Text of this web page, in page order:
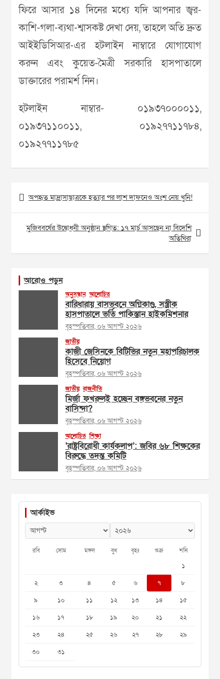
ফিরে আসার ১৪ দিনের মধ্যে যদি আপনার জ্বর-
কাশি-গলা-ব্যথা-শ্বাসকষ্ট দেখা দেয়, তাহলে অতি দ্রুত
আইইডিসিআর-এর হটলাইন নাম্বারে যোগাযোগ
করুন এবং কুয়েত-মৈত্রী সরকারি হাসপাতালে
ডাক্তারের পরামর্শ নিন।
হটলাইন নাম্বার- ০১৯৩৭০০০০১১,
০১৯৩৭১১০০১১, ০১৯২৭৭১১৭৮৪,
০১৯২৭৭১১৭৮৫
Post
navigation
অপহৃত মাদ্রাসাছাত্রকে হত্যার পর লাশ দাফনেও অংশ নেয় খুনি!
মুজিববর্ষের উদ্বোধনী অনুষ্ঠান স্থগিত: ১৭ মার্চ আসছেন না বিদেশি
অতিথিরা
আরোও পড়ুন
অনুসন্ধান আলোচিত
বারিধারায় বাসভবনে অগ্নিকাণ্ড, সস্ত্রীক
হাসপাতালে ভর্তি পাকিস্তান হাইকমিশনার
বৃহস্পতিবার, ০৬ আগস্ট ২০২৬
জাতীয়
কাজী জেসিনকে বিটিভির নতুন মহাপরিচালক
হিসেবে নিয়োগ
বৃহস্পতিবার, ০৬ আগস্ট ২০২৬
জাতীয় রাজনীতি
মির্জা ফখরুলই হচ্ছেন বঙ্গভবনের নতুন
বাসিন্দা?
বৃহস্পতিবার, ০৬ আগস্ট ২০২৬
আলোচিত শিক্ষা
‘রাষ্ট্রবিরোধী কার্যকলাপ’: জবির ৬৮ শিক্ষকের
বিরুদ্ধে তদন্ত কমিটি
বৃহস্পতিবার, ০৬ আগস্ট ২০২৬
আর্কাইভ
রবি সোম মঙ্গল বুধ বৃহঃ শুক্র শনি
১
২
৩ ৪ ৫ ৬ ৭
৮
৯
১০ ১১ ১২ ১৩ ১৪
১৫
১৬
১৭ ১৮ ১৯ ২০ ২১
২২
২৩
২৪ ২৫ ২৬ ২৭ ২৮
২৯
৩০
৩১